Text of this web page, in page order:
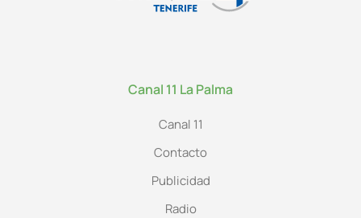
Canal 11 La Palma
Canal 11
Contacto
Publicidad
Radio